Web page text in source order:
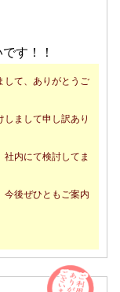
す！！
して、ありがとうご
まして申し訳あり
内にて検討してま
今後ぜひともご案内